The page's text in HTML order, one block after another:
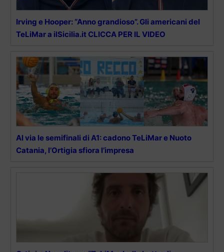
Irving e Hooper: “Anno grandioso”. Gli americani del
TeLiMar a ilSicilia.it CLICCA PER IL VIDEO
Al via le semifinali di A1: cadono TeLiMar e Nuoto
Catania, l’Ortigia sfiora l’impresa